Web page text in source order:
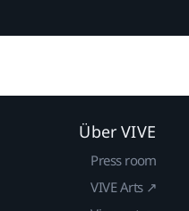
Über VIVE
Press room
VIVE Arts ↗